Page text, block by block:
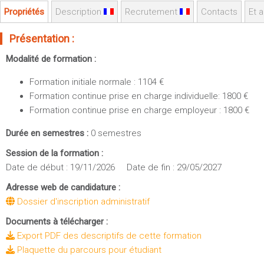
Sportives)
UFR FS (Chimie, Mathématique, Physique)
UFR Biosciences (Biologie, Biochimie)
GEP (Génie Electrique des Procédés - Département composante)
Mécanique (Département composante)
Plan et accès
OUTILS
Intranet des personnels
Messagerie
de Compétences
Propriétés Description Recrutement Contacts Et
Présentation :
Modalité de formation :
Formation initiale normale : 1104 €
Formation continue prise en charge individuelle: 1800 €
Formation continue prise en charge employeur : 1800 €
Durée en semestres : 0 semestres
Session de la formation :
Date de début : 19/11/2026 Date de fin : 29/05/2027
Adresse web de candidature :
Dossier d'inscription administratif
Documents à télécharger :
Export PDF des descriptifs de cette formation
Plaquette du parcours pour étudiant